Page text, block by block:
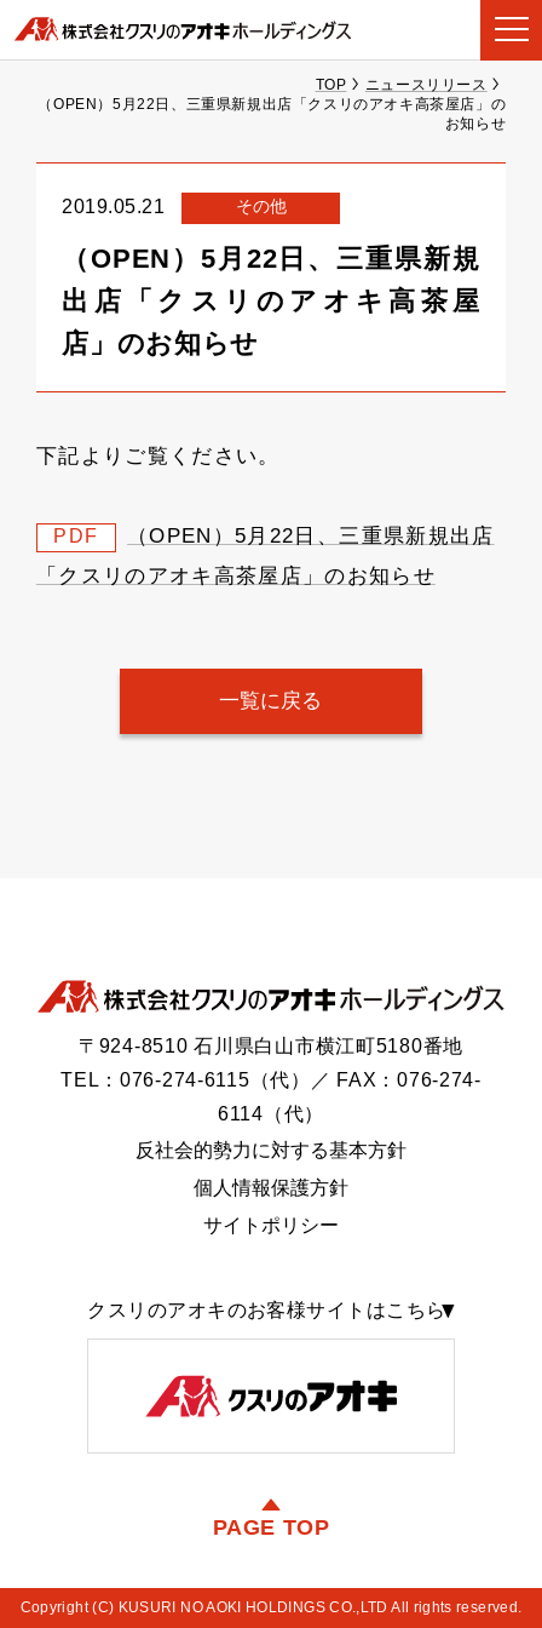
TOP
ニュースリリース
（OPEN）5月22日、三重県新規出店「クスリのアオキ高茶屋店」の
お知らせ
2019.05.21 その他
（OPEN）5月22日、三重県新規
出店「クスリのアオキ高茶屋
店」のお知らせ
下記よりご覧ください。
PDF
（OPEN）5月22日、三重県新規出店
「クスリのアオキ高茶屋店」のお知らせ
一覧に戻る
〒924-8510 石川県白山市横江町5180番地
TEL：076-274-6115（代）／ FAX：076-274-
6114（代）
反社会的勢力に対する基本方針
個人情報保護方針
サイトポリシー
クスリのアオキのお客様サイトはこちら
PAGE TOP
Copyright (C) KUSURI NO AOKI HOLDINGS CO.,LTD All rights reserved.